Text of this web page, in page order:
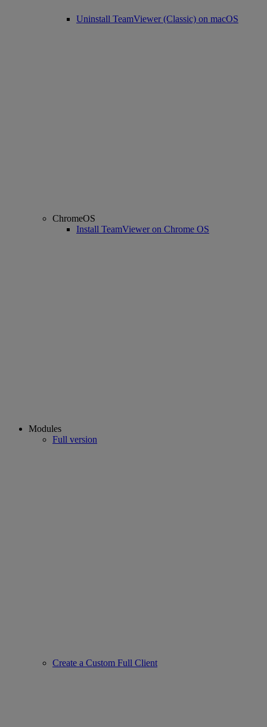
Uninstall TeamViewer (Classic) on macOS
ChromeOS
Install TeamViewer on Chrome OS
Modules
Full version
Create a Custom Full Client